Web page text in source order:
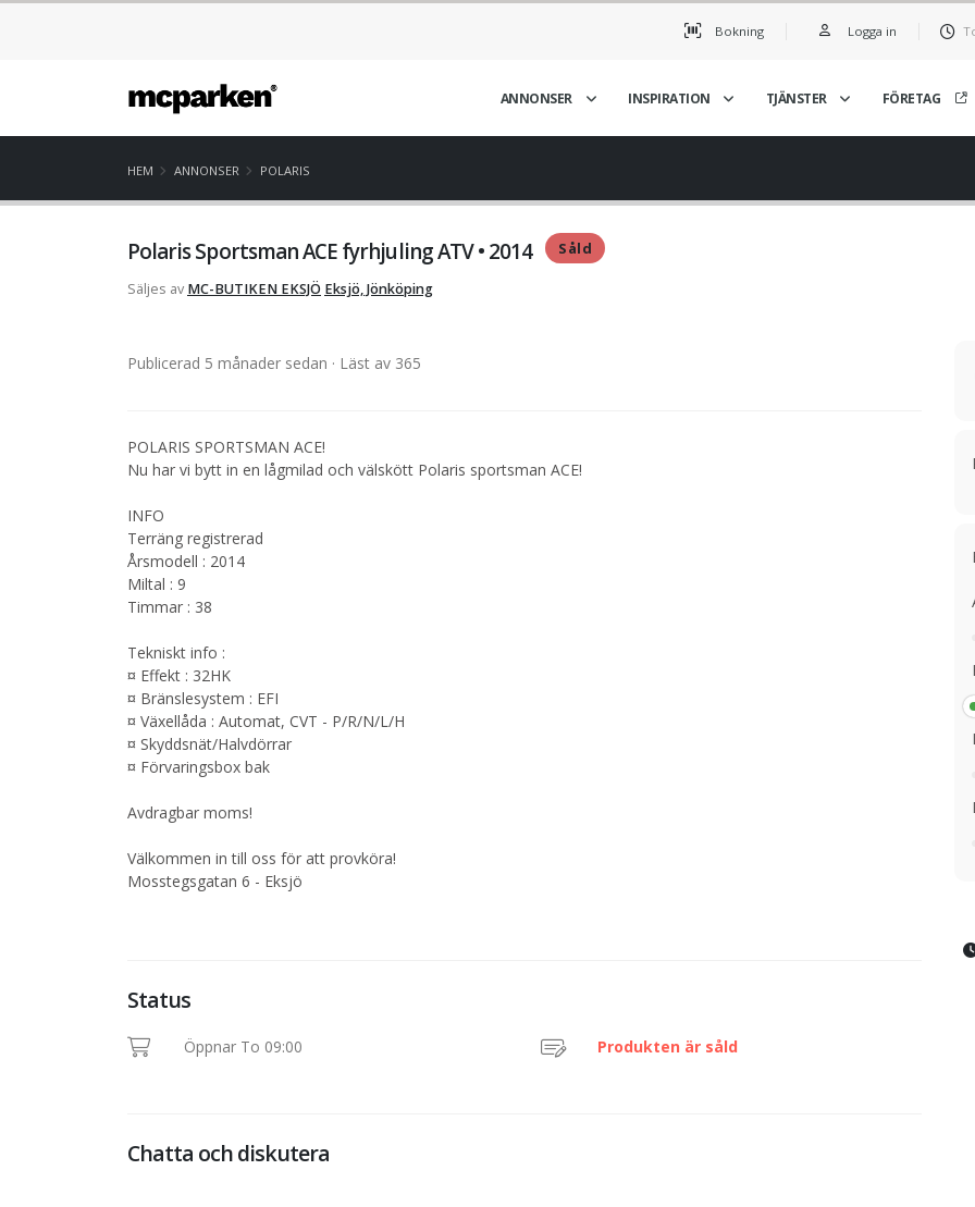
Bokning Logga in
ANNONSER INSPIRATION TJÄNSTER FÖRETAG
HEM ANNONSER POLARIS
Polaris Sportsman ACE fyrhjuling ATV • 2014 Såld
Säljes av MC-BUTIKEN EKSJÖ Eksjö, Jönköping
Publicerad 5 månader sedan · Läst av 365
POLARIS SPORTSMAN ACE!
Nu har vi bytt in en lågmilad och välskött Polaris sportsman ACE!
INFO
Terräng registrerad
Årsmodell : 2014
Miltal : 9
Timmar : 38
Tekniskt info :
¤ Effekt : 32HK
¤ Bränslesystem : EFI
¤ Växellåda : Automat, CVT - P/R/N/L/H
¤ Skyddsnät/Halvdörrar
¤ Förvaringsbox bak
Avdragbar moms!
Välkommen in till oss för att provköra!
Mosstegsgatan 6 - Eksjö
Status
Öppnar To 09:00 Produkten är såld
Chatta och diskutera